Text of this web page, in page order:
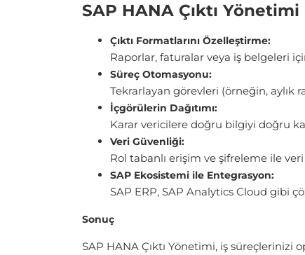
SAP HANA Çıktı
Çıktı Formatlarını Özelleştirme:
Raporlar, faturalar veya iş belgeleri
Süreç Otomasyonu:
Tekrarlayan görevleri (örneğin, aylık
İçgörülerin Dağıtımı:
Karar vericilere doğru bilgiyi doğru
Veri Güvenliği:
Rol tabanlı erişim ve şifreleme ile veri
SAP Ekosistemi ile Entegrasyon:
SAP ERP, SAP Analytics Cloud gibi
Sonuç
SAP HANA Çıktı Yönetimi, iş